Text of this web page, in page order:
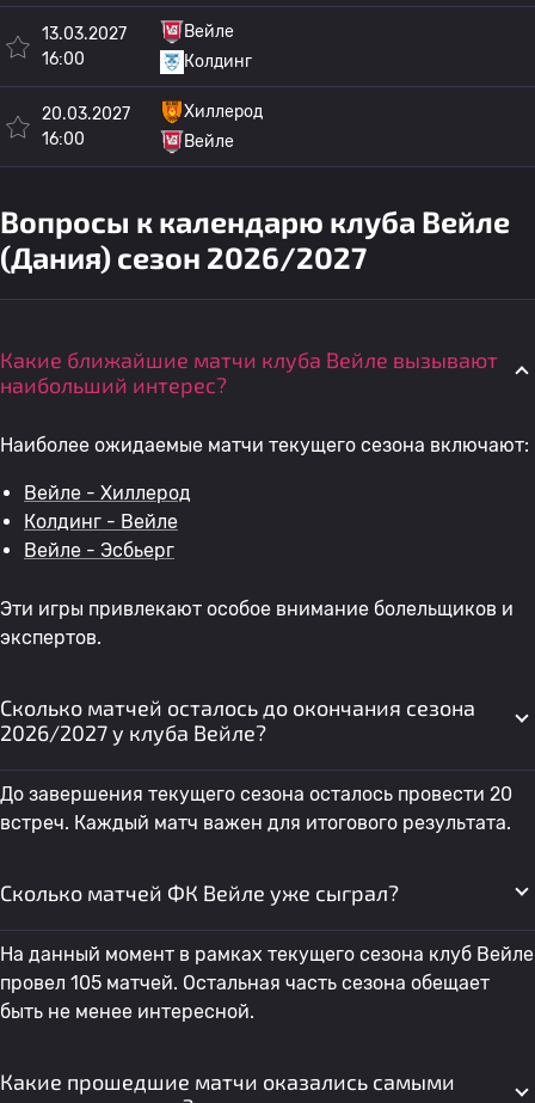
13.03.2027
16:00
Вейле
Колдинг
20.03.2027
16:00
Хиллерод
Вейле
Вопросы к календарю клуба Вейле
(Дания) сезон 2026/2027
Какие ближайшие матчи клуба Вейле вызывают
наибольший интерес?
Наиболее ожидаемые матчи текущего сезона включают:
Вейле - Хиллерод
Колдинг - Вейле
Вейле - Эсбьерг
Эти игры привлекают особое внимание болельщиков и
экспертов.
Сколько матчей осталось до окончания сезона
2026/2027 у клуба Вейле?
До завершения текущего сезона осталось провести 20
встреч. Каждый матч важен для итогового результата.
Сколько матчей ФК Вейле уже сыграл?
На данный момент в рамках текущего сезона клуб Вейле
провел 105 матчей. Остальная часть сезона обещает
быть не менее интересной.
Какие прошедшие матчи оказались самыми